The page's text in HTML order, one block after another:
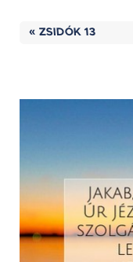
« ZSIDÓK 13